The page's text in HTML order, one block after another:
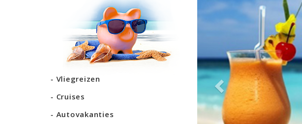
Vliegreizen
Cruises
Autovakanties